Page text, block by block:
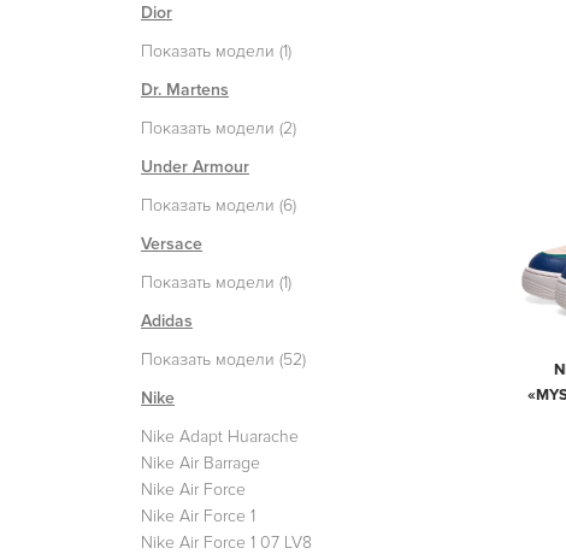
Dior
Показать модели (1)
Dr. Martens
Показать модели (2)
Under Armour
Показать модели (6)
Versace
Показать модели (1)
Adidas
Показать модели (52)
Nike
Nike Adapt Huarache
Nike Air Barrage
Nike Air Force
Nike Air Force 1
Nike Air Force 1 07 LV8